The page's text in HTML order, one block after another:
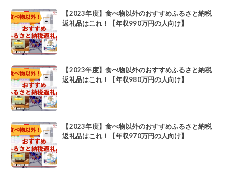
【2023年度】食べ物以外のおすすめふるさと納税
返礼品はこれ！【年収990万円の人向け】
【2023年度】食べ物以外のおすすめふるさと納税
返礼品はこれ！【年収980万円の人向け】
【2023年度】食べ物以外のおすすめふるさと納税
返礼品はこれ！【年収970万円の人向け】